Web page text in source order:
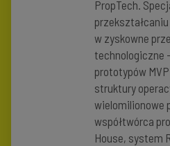
PropTech.
w zyskowne
technologiczne
prototypów
struktury
wielomilionowe
współtwórca
House, system